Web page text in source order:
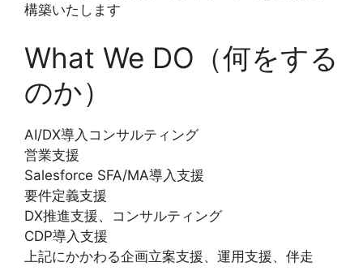
構築いたします
What We DO（何をする
のか）
AI/DX導入コンサルティング
営業支援
Salesforce SFA/MA導入支援
要件定義支援
DX推進支援、コンサルティング
CDP導入支援
上記にかかわる企画立案支援、運用支援、伴走